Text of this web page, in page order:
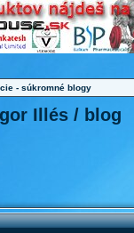
- súkromné blogy
Illés / blog